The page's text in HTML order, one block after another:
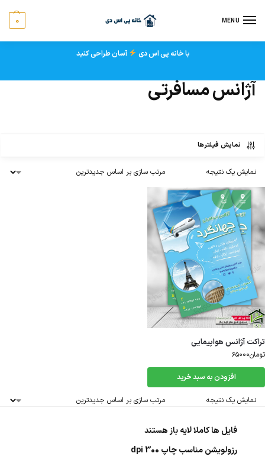
MENU
0
با خانه پی اس دی آسان طراحی کنید
آژانس مسافرتی
نمایش فیلترها
نمایش یک نتیجه
تراکت آژانس هواپیمایی
تومان۶۵۰۰۰
افزودن به سبد خرید
نمایش یک نتیجه
فایل ها کاملا لایه باز هستند
رزولویشن مناسب چاپ 300 dpi